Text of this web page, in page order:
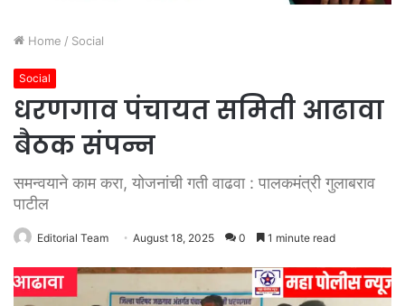
Home / Social
Social
धरणगाव पंचायत समिती आढावा
बैठक संपन्न
समन्वयाने काम करा, योजनांची गती वाढवा : पालकमंत्री गुलाबराव
पाटील
Editorial Team August 18, 2025 0 1 minute read